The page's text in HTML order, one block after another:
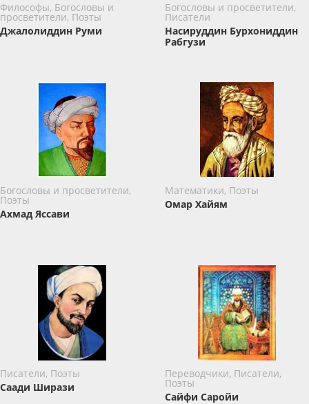
Философы, Богословы и
просветители, Поэты
Джалолиддин Руми
Богословы и просветители,
Писатели
Насируддин Бурхониддин
Рабгузи
Богословы и просветители,
Поэты
Ахмад Яссави
Математики, Поэты
Омар Хайям
Писатели, Поэты
Саади Ширази
Переводчики, Писатели,
Поэты
Сайфи Саройи